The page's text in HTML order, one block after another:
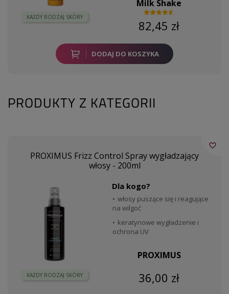
KAŻDY RODZAJ SKÓRY
Milk Shake
82,45 zł
DODAJ DO KOSZYKA
PRODUKTY Z KATEGORII
PROXIMUS Frizz Control Spray wygładzający
włosy - 200ml
KAŻDY RODZAJ SKÓRY
Dla kogo?
włosy puszące się i reagujące
na wilgoć
keratynowe wygładzenie i
ochrona UV
PROXIMUS
36,00 zł
favorite_border